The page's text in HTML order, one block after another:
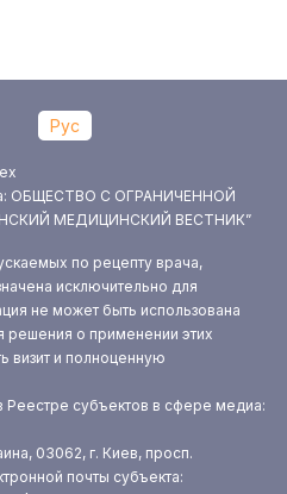
Рус
ОБЩЕСТВО С ОГРАНИЧЕННОЙ
МЕДИЦИНСКИЙ ВЕСТНИК”
по рецепту врача,
исключительно для
не может быть использована
решения о применении этих
визит и полноценную
субъектов в сфере медиа:
03062, г. Киев, просп.
почты субъекта: